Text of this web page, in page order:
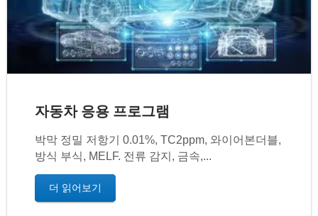
자동차 응용 프로그램
박막 정밀 저항기 0.01%, TC2ppm, 와이어본더블,
방식 부식, MELF. 전류 감지, 금속,...
더 읽어보기